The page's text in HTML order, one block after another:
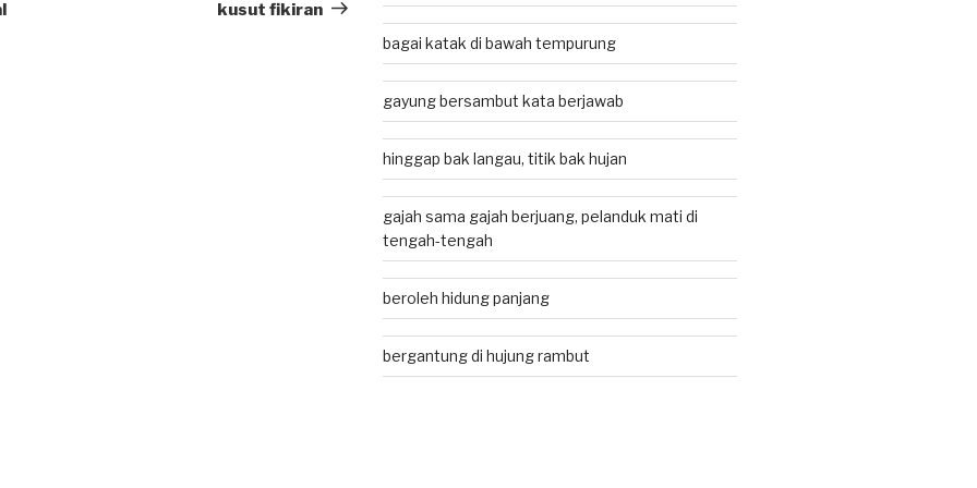
Post
kusut fikiran
bagai katak di bawah tempurung
gayung bersambut kata berjawab
hinggap bak langau, titik bak hujan
gajah sama gajah berjuang, pelanduk mati di
tengah-tengah
beroleh hidung panjang
bergantung di hujung rambut